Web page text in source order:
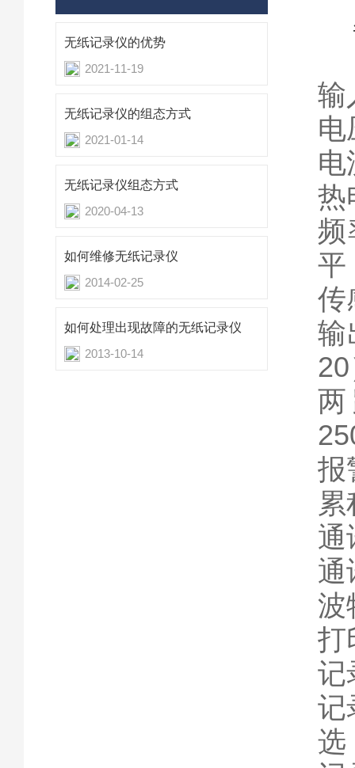
无纸记录仪的优势
2021-11-19
无纸记录仪的组态方式
2021-01-14
无纸记录仪组态方式
2020-04-13
如何维修无纸记录仪
2014-02-25
如何处理出现故障的无纸记录仪
2013-10-14
输
电
电
热
频
平
传
输
报
通
通
波
打
记
记
选